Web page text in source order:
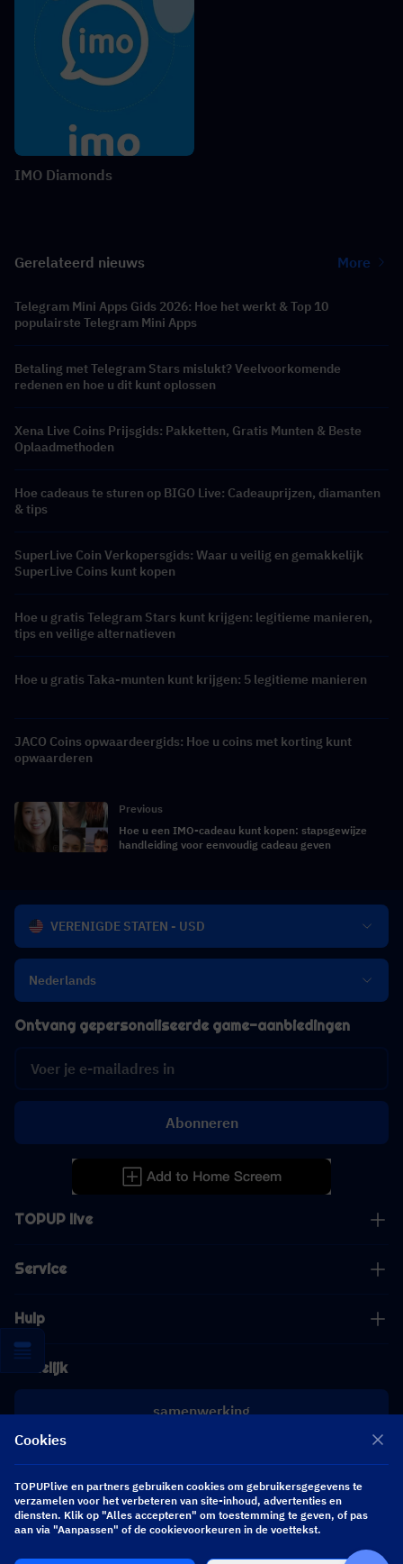
IMO Diamonds
Gerelateerd nieuws More
Telegram Mini Apps Gids 2026: Hoe het werkt & Top 10
populairste Telegram Mini Apps
Betaling met Telegram Stars mislukt? Veelvoorkomende
redenen en hoe u dit kunt oplossen
Xena Live Coins Prijsgids: Pakketten, Gratis Munten & Beste
Oplaadmethoden
Hoe cadeaus te sturen op BIGO Live: Cadeauprijzen, diamanten
& tips
SuperLive Coin Verkopersgids: Waar u veilig en gemakkelijk
SuperLive Coins kunt kopen
Hoe u gratis Telegram Stars kunt krijgen: legitieme manieren,
tips en veilige alternatieven
Hoe u gratis Taka-munten kunt krijgen: 5 legitieme manieren
JACO Coins opwaardeergids: Hoe u coins met korting kunt
opwaarderen
Previous
Hoe u een IMO-cadeau kunt kopen: stapsgewijze
handleiding voor eenvoudig cadeau geven
VERENIGDE STATEN - USD
Nederlands
TOPUP live
Service
Hulp
Zakelijk
samenwerking
[email protected]
Ontvang gepersonaliseerde game-aanbiedingen
Abonneren
Volg ons
Cookies
TOPUPlive en partners gebruiken cookies om gebruikersgegevens te
verzamelen voor het verbeteren van site-inhoud, advertenties en
diensten. Klik op "Alles accepteren" om toestemming te geven, of pas
aan via "Aanpassen" of de cookievoorkeuren in de voettekst.